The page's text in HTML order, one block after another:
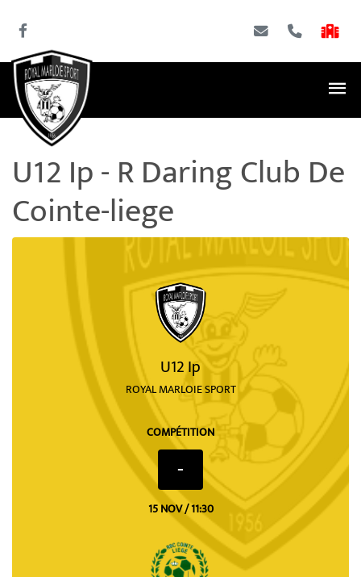
U12 Ip - R Daring Club De
Cointe-liege
U12 Ip
ROYAL MARLOIE SPORT
COMPÉTITION
-
15 NOV / 11:30